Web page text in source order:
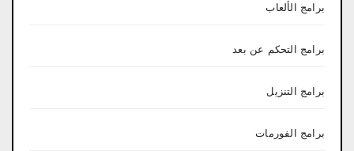
برامج الألعاب
برامج التحكم عن بعد
برامج التنزيل
برامج الفورمات